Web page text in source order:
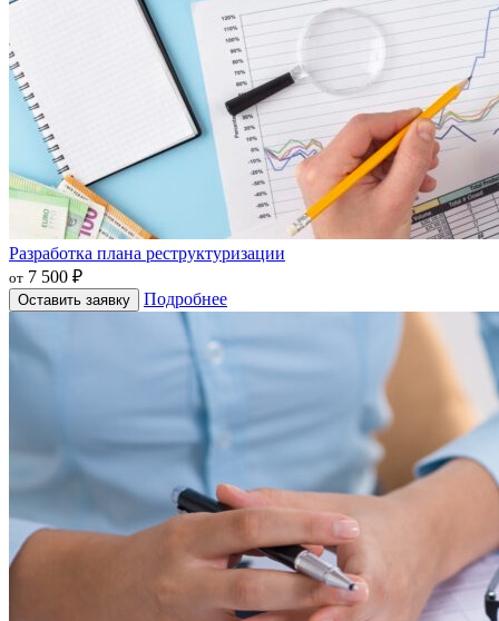
Разработка плана реструктуризации
от 7 500 ₽
Оставить заявку Подробнее